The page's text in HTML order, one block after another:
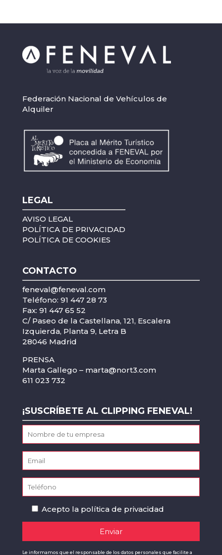
Federación Nacional de Vehículos de
Alquiler
LEGAL
AVISO LEGAL
POLÍTICA DE PRIVACIDAD
POLÍTICA DE COOKIES
CONTACTO
feneval@feneval.com
Teléfono: 91 447 28 73
Fax: 91 447 65 52
C/ Paseo de la Castellana, 121, Escalera
Izquierda, Planta 9, Letra B
28046 Madrid
PRENSA
Marta Gallego – marta@nort3.com
611 023 732
¡SUSCRÍBETE AL CLIPPING FENEVAL!
Acepto la política de privacidad
Le informamos que el responsable de los datos personales que facilite a